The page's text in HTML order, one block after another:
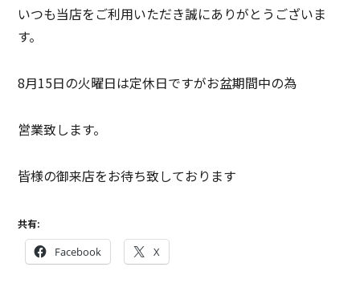
いつも当店をご利用いただき誠にありがとうございま
す。
8月15日の火曜日は定休日ですがお盆期間中の為
営業致します。
皆様の御来店をお待ち致しております
共有:
Facebook X